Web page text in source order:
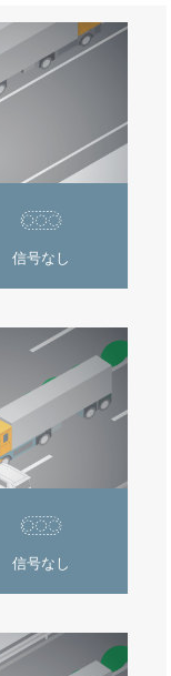
信号なし
信号なし